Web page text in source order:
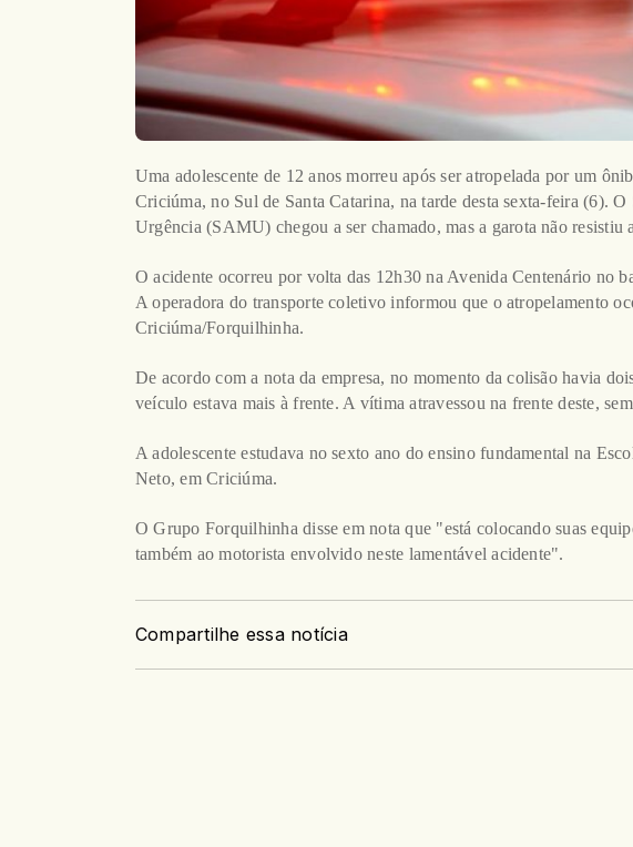
Uma adolescente de 12 anos morreu após ser atropelada por um
Criciúma, no Sul de Santa Catarina, na tarde desta sexta-feira (6).
Urgência (SAMU) chegou a ser chamado, mas a garota não resistiu
O acidente ocorreu por volta das 12h30 na Avenida Centenário no
A operadora do transporte coletivo informou que o atropelamento
Criciúma/Forquilhinha.
De acordo com a nota da empresa, no momento da colisão havia
veículo estava mais à frente. A vítima atravessou na frente deste,
A adolescente estudava no sexto ano do ensino fundamental na
Neto, em Criciúma.
O Grupo Forquilhinha disse em nota que "está colocando suas
também ao motorista envolvido neste lamentável acidente".
Compartilhe essa notícia